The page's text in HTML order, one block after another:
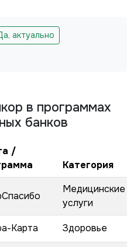
актуально
в программах
банков
/
Категория
Медицинские
услуги
Карта Здоровье